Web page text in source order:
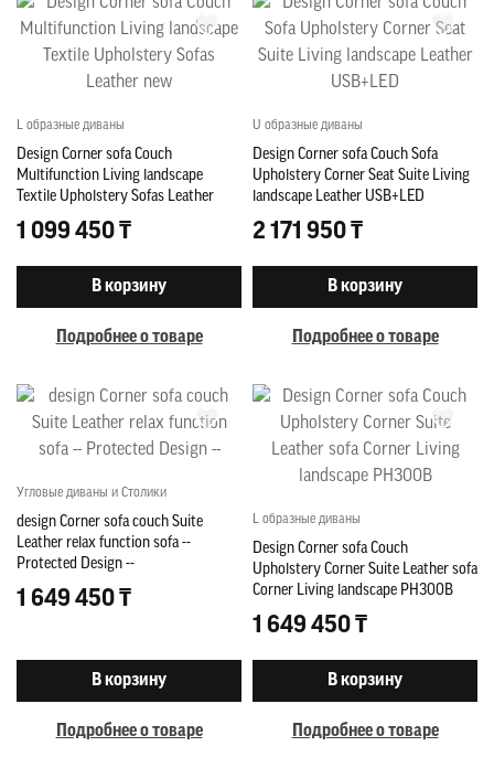
L образные диваны
Design Corner sofa Couch
Multifunction Living landscape
Textile Upholstery Sofas Leather
new
1 099 450 ₸
В корзину
Подробнее о товаре
U образные диваны
Design Corner sofa Couch Sofa
Upholstery Corner Seat Suite Living
landscape Leather USB+LED
2 171 950 ₸
В корзину
Подробнее о товаре
Угловые диваны и Столики
design Corner sofa couch Suite
Leather relax function sofa --
Protected Design --
1 649 450 ₸
В корзину
Подробнее о товаре
L образные диваны
Design Corner sofa Couch
Upholstery Corner Suite Leather sofa
Corner Living landscape PH300B
1 649 450 ₸
В корзину
Подробнее о товаре